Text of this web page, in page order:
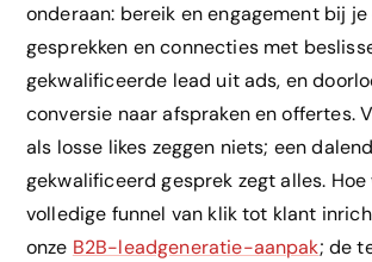
onderaan: bereik en engagement bij
gesprekken en connecties met
gekwalificeerde lead uit ads, en
conversie naar afspraken en offertes.
als losse likes zeggen niets; een
gekwalificeerd gesprek zegt alles. Hoe
volledige funnel van klik tot klant
onze B2B-leadgeneratie-aanpak; de